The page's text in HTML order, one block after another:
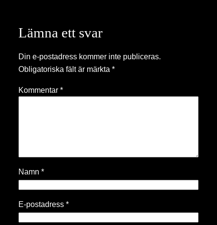
Lämna ett svar
Din e-postadress kommer inte publiceras.
Obligatoriska fält är märkta *
Kommentar *
Namn *
E-postadress *